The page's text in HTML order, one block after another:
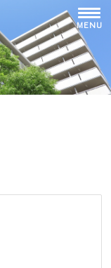
MENU